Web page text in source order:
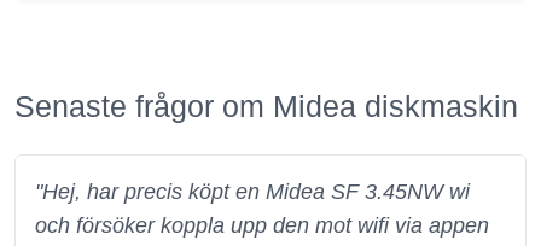
Senaste frågor om Midea diskmaskin
"Hej, har precis köpt en Midea SF 3.45NW wi
och försöker koppla upp den mot wifi via appen